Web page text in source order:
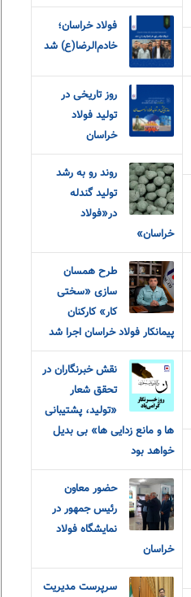
فولاد خراسان؛
خادم‌الرضا(ع) شد
روز تاریخی در
تولید فولاد
خراسان
روند رو به رشد
تولید گندله
در«فولاد
خراسان»
طرح همسان
سازی «سختی
کار» کارکنان
پیمانکار فولاد خراسان اجرا شد
نقش خبرنگاران در
تحقق شعار
«تولید، پشتیبانی
ها و مانع زدایی ها» بی بدیل
خواهد بود
حضور معاون
رئیس جمهور در
نمایشگاه فولاد
خراسان
سرپرست مدیریت